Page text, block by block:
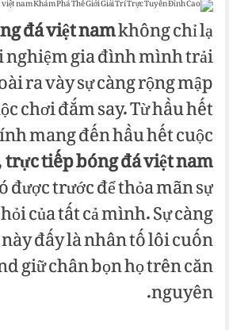
đá việt namkhông chỉ lạ
gia đình mình trải
ra vày sự càng rộng mập
chơi đắm say. Từ hầu hết
mang đến hầu hết cuộc
trực tiếp bóng đá việt nam
trước để thỏa mãn sự
của tất cả mình. Sự càng
đấy là nhân tố lôi cuốn
giữ chân bọn họ trên căn
nguyên.